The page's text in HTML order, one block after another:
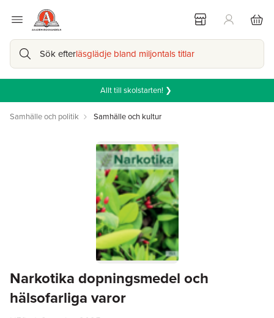
Sök efterläsglädje bland miljontals titlar
Allt till skolstarten! ❯
Samhälle och politik Samhälle och kultur
Narkotika dopningsmedel och
hälsofarliga varor